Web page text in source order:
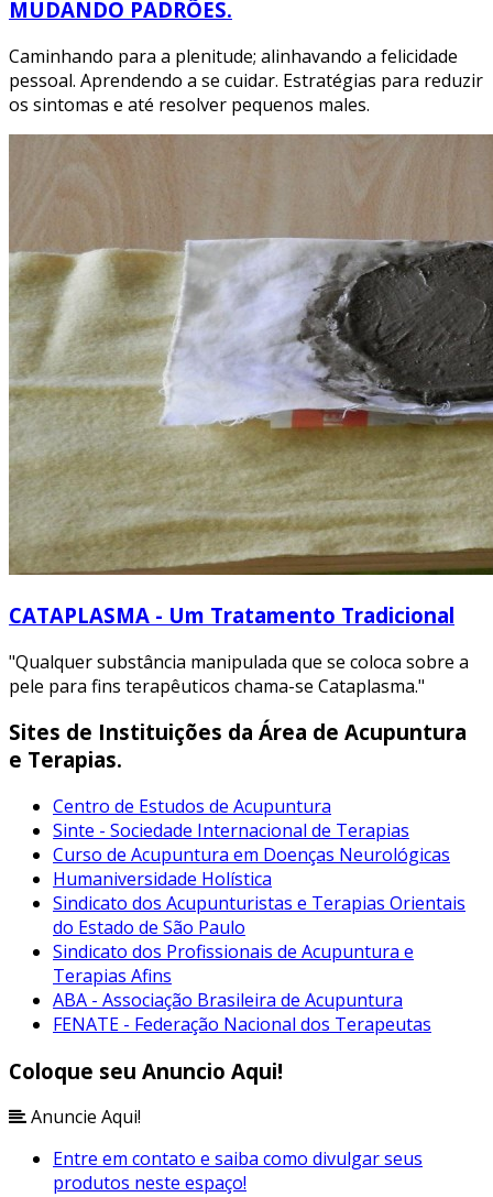
MUDANDO PADRÕES.
Caminhando para a plenitude; alinhavando a felicidade
pessoal. Aprendendo a se cuidar. Estratégias para reduzir
os sintomas e até resolver pequenos males.
CATAPLASMA - Um Tratamento Tradicional
"Qualquer substância manipulada que se coloca sobre a
pele para fins terapêuticos chama-se Cataplasma."
Sites de Instituições da Área de Acupuntura
e Terapias.
Centro de Estudos de Acupuntura
Sinte - Sociedade Internacional de Terapias
Curso de Acupuntura em Doenças Neurológicas
Humaniversidade Holística
Sindicato dos Acupunturistas e Terapias Orientais
do Estado de São Paulo
Sindicato dos Profissionais de Acupuntura e
Terapias Afins
ABA - Associação Brasileira de Acupuntura
FENATE - Federação Nacional dos Terapeutas
Coloque seu Anuncio Aqui!
Anuncie Aqui!
Entre em contato e saiba como divulgar seus
produtos neste espaço!